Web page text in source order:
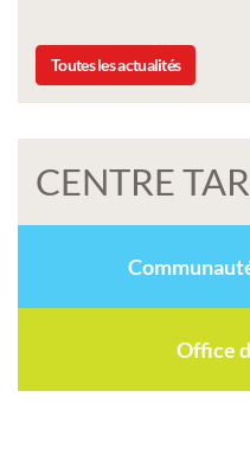
Toutes les actualités
CENTRE
Office